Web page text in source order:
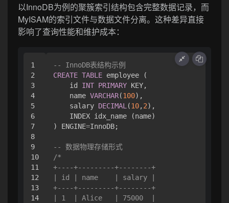
以InnoDB为例的聚簇索引结构包含完整数据记录，而
MyISAM的索引文件与数据文件分离。这种差异直接
影响了查询性能和维护成本：
1
2
3
4
5
6
7
8
9
10
11
12
13
14
-- InnoDB表结构示例
CREATE TABLE employee (
    id
INT PRIMARY KEY,
    name
VARCHAR(100),
    salary
DECIMAL (10,2),
    INDEX idx_name (name)
) ENGINE=InnoDB;
-- 数据物理存储形式
/*
+----+---------+--------+
| id | name    | salary |
+----+---------+--------+
| 1  | Alice   | 75000  |